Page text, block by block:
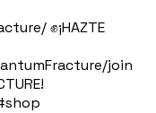
✊¡HAZTE
join